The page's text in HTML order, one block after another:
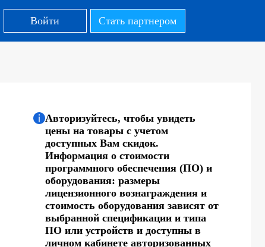
Войти Стать партнером
Авторизуйтесь, чтобы увидеть
цены на товары с учетом
доступных Вам скидок.
Информация о стоимости
программного обеспечения (ПО) и
оборудования: размеры
лицензионного вознаграждения и
стоимость оборудования зависят от
выбранной спецификации и типа
ПО или устройств и доступны в
личном кабинете авторизованных